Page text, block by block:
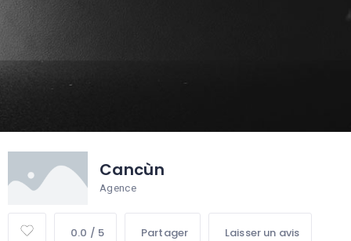
Cancùn
Agence
0.0 / 5 Partager Laisser un avis